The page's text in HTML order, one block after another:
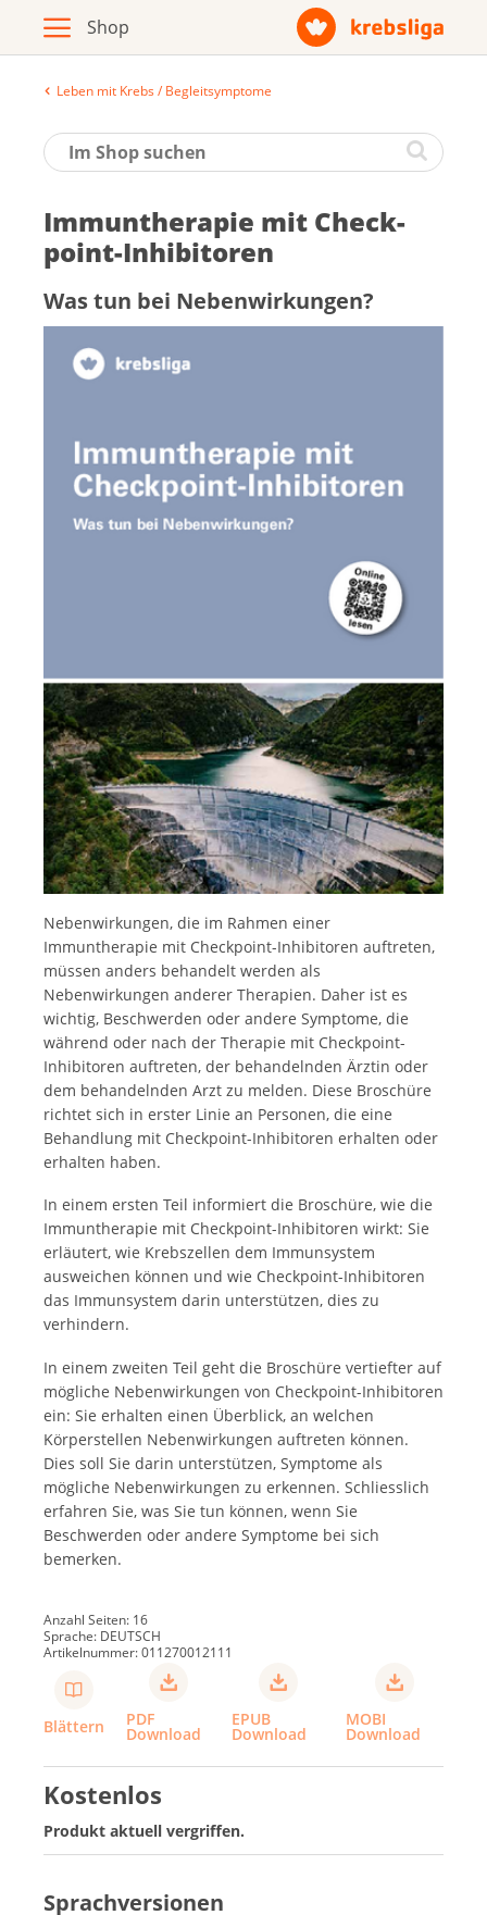
Archiv
Broschüren / Infomaterial
Produkte
Zur Krebsliga-Webseite
Français
Leben mit Krebs / Begleitsymptome
Im­mun­the­ra­pie mit Check­
point-In­hi­bi­to­ren
Was tun bei Ne­ben­wir­kun­gen?
Nebenwirkungen, die im Rahmen einer
Immuntherapie mit Checkpoint-Inhibitoren auftreten,
müssen anders behandelt werden als
Nebenwirkungen anderer Therapien. Daher ist es
wichtig, Beschwerden oder andere Symptome, die
während oder nach der Therapie mit Checkpoint-
Inhibitoren auftreten, der behandelnden Ärztin oder
dem behandelnden Arzt zu melden. Diese Broschüre
richtet sich in erster Linie an Personen, die eine
Behandlung mit Checkpoint-Inhibitoren erhalten oder
erhalten haben.
In einem ersten Teil informiert die Broschüre, wie die
Immuntherapie mit Checkpoint-Inhibitoren wirkt: Sie
erläutert, wie Krebszellen dem Immunsystem
ausweichen können und wie Checkpoint-Inhibitoren
das Immunsystem darin unterstützen, dies zu
verhindern.
In einem zweiten Teil geht die Broschüre vertiefter auf
mögliche Nebenwirkungen von Checkpoint-Inhibitoren
ein: Sie erhalten einen Überblick, an welchen
Körperstellen Nebenwirkungen auftreten können.
Dies soll Sie darin unterstützen, Symptome als
mögliche Nebenwirkungen zu erkennen. Schliesslich
erfahren Sie, was Sie tun können, wenn Sie
Beschwerden oder andere Symptome bei sich
bemerken.
Anzahl Seiten: 16
Sprache: DEUTSCH
Artikelnummer: 011270012111
Blättern PDF
Download
EPUB
Download
MOBI
Download
Kostenlos
Produkt aktuell vergriffen.
Sprachversionen